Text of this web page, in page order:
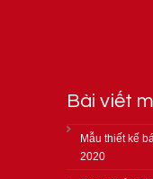
Bài viết
Mẫu thiết kế
2020